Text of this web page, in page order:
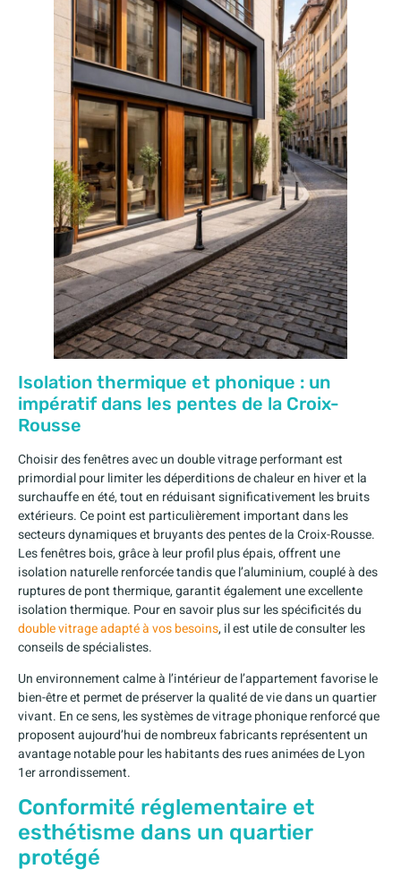
Isolation thermique et phonique : un
impératif dans les pentes de la Croix-
Rousse
Choisir des fenêtres avec un double vitrage performant est
primordial pour limiter les déperditions de chaleur en hiver et la
surchauffe en été, tout en réduisant significativement les bruits
extérieurs. Ce point est particulièrement important dans les
secteurs dynamiques et bruyants des pentes de la Croix-Rousse.
Les fenêtres bois, grâce à leur profil plus épais, offrent une
isolation naturelle renforcée tandis que l’aluminium, couplé à des
ruptures de pont thermique, garantit également une excellente
isolation thermique. Pour en savoir plus sur les spécificités du
double vitrage adapté à vos besoins, il est utile de consulter les
conseils de spécialistes.
Un environnement calme à l’intérieur de l’appartement favorise le
bien-être et permet de préserver la qualité de vie dans un quartier
vivant. En ce sens, les systèmes de vitrage phonique renforcé que
proposent aujourd’hui de nombreux fabricants représentent un
avantage notable pour les habitants des rues animées de Lyon
1er arrondissement.
Conformité réglementaire et
esthétisme dans un quartier
protégé